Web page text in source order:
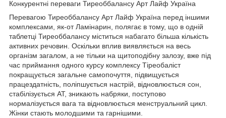
Конкурентні переваги Тиреоббалансу Арт Лайф Україна
Перевагою Тиреоббалансу Арт Лайф Україна перед іншими
комплексами, як-от Ламінарин, полягає в тому, що в одній
таблетці Тиреоббалансу міститься набагато більша кількість
активних речовин. Оскільки вплив виявляється на весь
організм загалом, а не тільки на щитоподібну залозу, вже під
час приймання одного курсу комплексу Тіреобаліст
покращується загальне самопочуття, підвищується
працездатність, поліпшується настрій, відновлюється сон,
стабілізується АТ, зникають набряки, поступово
нормалізується вага та відновлюється менструальний цикл.
Жінки стають молодшими та гарнішими.